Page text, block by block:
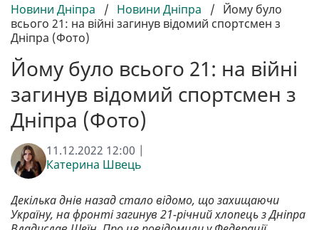
Новини Дніпра / Новини Дніпра / Йому було
всього 21: на війні загинув відомий спортсмен з
Дніпра (Фото)
Йому було всього 21: на війні
загинув відомий спортсмен з
Дніпра (Фото)
11.12.2022 12:00 |
Катерина Швець
Декілька днів назад стало відомо, що захищаючи
Україну, на фронті загинув 21-річний хлопець з Дніпра